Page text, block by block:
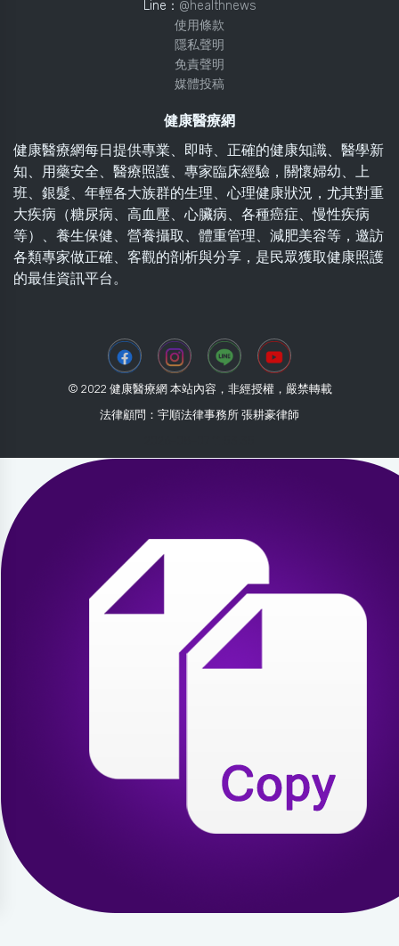
Line： @healthnews
使用條款
隱私聲明
免責聲明
媒體投稿
健康醫療網
健康醫療網每日提供專業、即時、正確的健康知識、醫學新
知、用藥安全、醫療照護、專家臨床經驗，關懷婦幼、上
班、銀髮、年輕各大族群的生理、心理健康狀況，尤其對重
大疾病（糖尿病、高血壓、心臟病、各種癌症、慢性疾病
等）、養生保健、營養攝取、體重管理、減肥美容等，邀訪
各類專家做正確、客觀的剖析與分享，是民眾獲取健康照護
的最佳資訊平台。
© 2022 健康醫療網 本站內容，非經授權，嚴禁轉載
法律顧問：宇順法律事務所 張耕豪律師